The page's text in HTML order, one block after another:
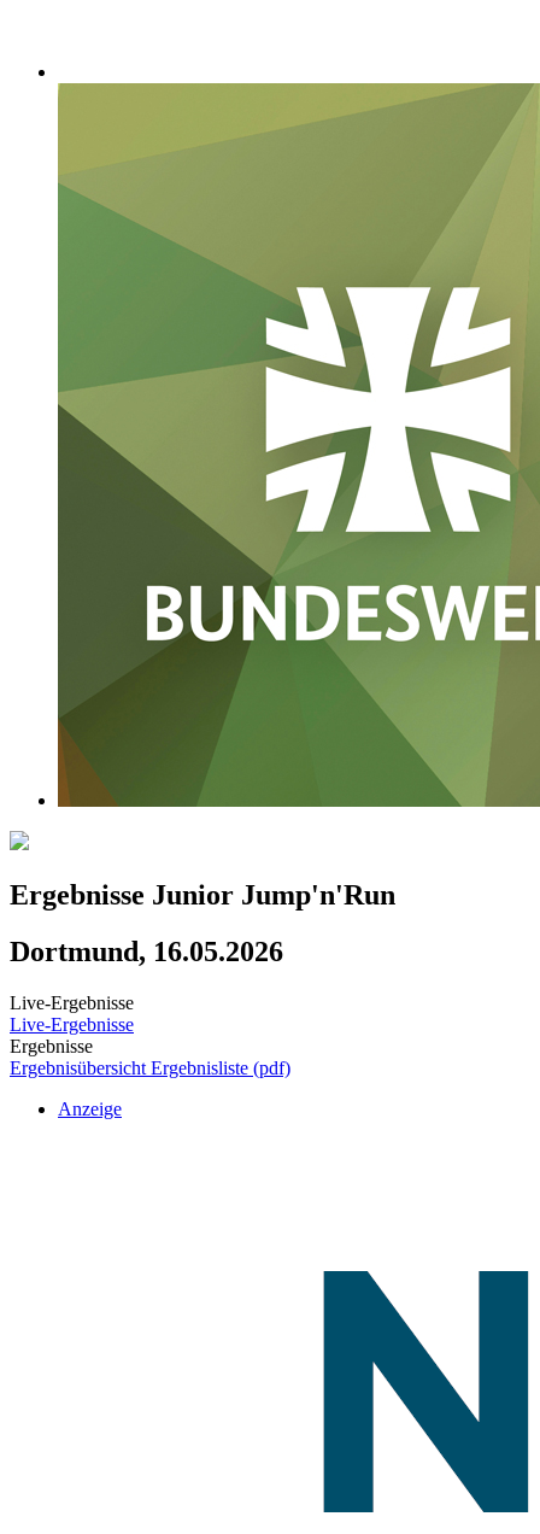
Ergebnisse Junior Jump'n'Run
Dortmund, 16.05.2026
Live-Ergebnisse
Live-Ergebnisse
Ergebnisse
Ergebnisübersicht Ergebnisliste (pdf)
Anzeige